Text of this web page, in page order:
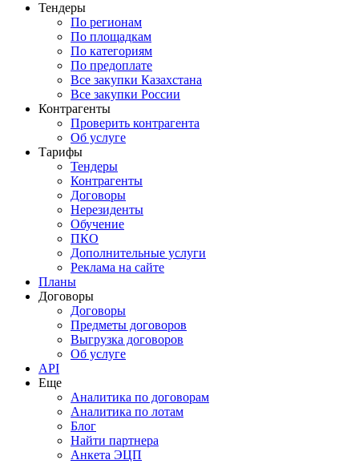
Тендеры
По регионам
По площадкам
По категориям
По предоплате
Все закупки Казахстана
Все закупки России
Контрагенты
Проверить контрагента
Об услуге
Тарифы
Тендеры
Контрагенты
Договоры
Нерезиденты
Обучение
ПКО
Дополнительные услуги
Реклама на сайте
Планы
Договоры
Договоры
Предметы договоров
Выгрузка договоров
Об услуге
API
Еще
Аналитика по договорам
Аналитика по лотам
Блог
Найти партнера
Анкета ЭЦП